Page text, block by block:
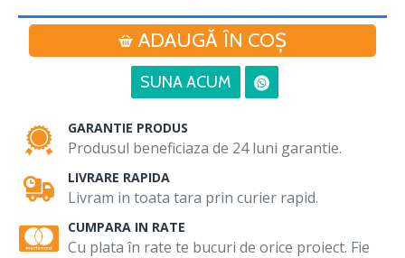
ADAUGĂ ÎN COŞ
SUNA ACUM
GARANTIE PRODUS
Produsul beneficiaza de 24 luni garantie.
LIVRARE RAPIDA
Livram in toata tara prin curier rapid.
CUMPARA IN RATE
Cu plata în rate te bucuri de orice proiect. Fie